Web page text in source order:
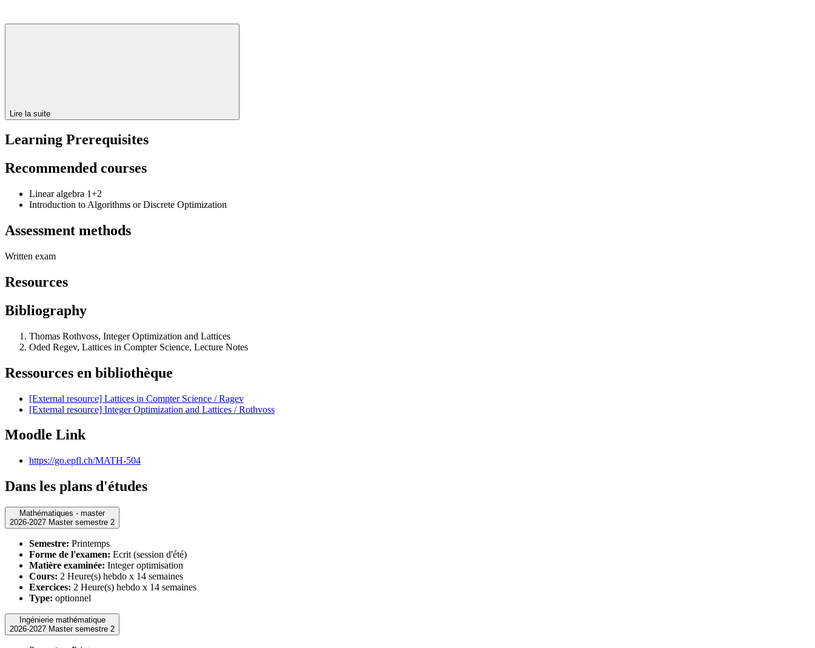
Lire la suite
Learning Prerequisites
Recommended courses
Linear algebra 1+2
Introduction to Algorithms or Discrete Optimization
Assessment methods
Written exam
Resources
Bibliography
Thomas Rothvoss, Integer Optimization and Lattices
Oded Regev, Lattices in Compter Science, Lecture Notes
Ressources en bibliothèque
[External resource] Lattices in Compter Science / Ragev
[External resource] Integer Optimization and Lattices / Rothvoss
Moodle Link
https://go.epfl.ch/MATH-504
Dans les plans d'études
Mathématiques - master
2026-2027 Master semestre 2
Semestre: Printemps
Forme de l'examen: Ecrit (session d'été)
Matière examinée: Integer optimisation
Cours: 2 Heure(s) hebdo x 14 semaines
Exercices: 2 Heure(s) hebdo x 14 semaines
Type: optionnel
Ingénierie mathématique
2026-2027 Master semestre 2